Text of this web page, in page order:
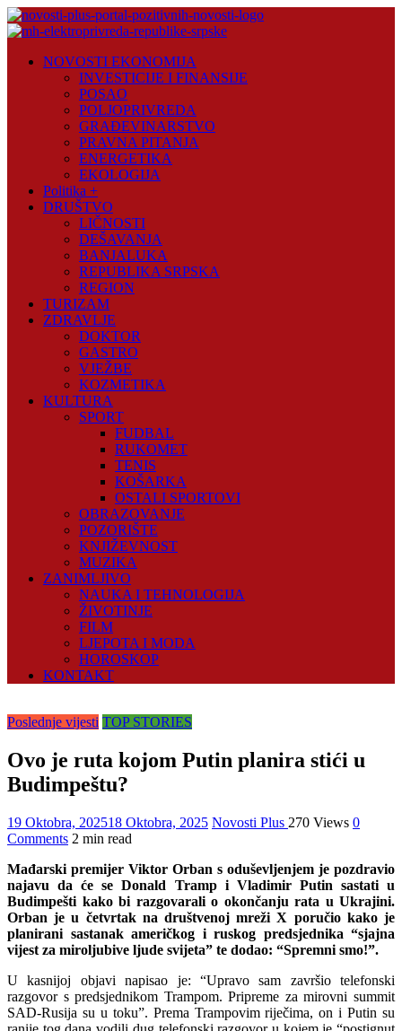
Skip
to
Plus
NOVOSTI EKONOMIJA
INVESTICIJE I FINANSIJE
POSAO
POLJOPRIVREDA
GRAĐEVINARSTVO
PRAVNA PITANJA
ENERGETIKA
EKOLOGIJA
Politika +
DRUŠTVO
LIČNOSTI
DEŠAVANJA
BANJALUKA
REPUBLIKA SRPSKA
REGION
TURIZAM
ZDRAVLJE
DOKTOR
GASTRO
VJEŽBE
KOZMETIKA
KULTURA
SPORT
FUDBAL
RUKOMET
TENIS
KOŠARKA
OSTALI SPORTOVI
OBRAZOVANJE
POZORIŠTE
KNJIŽEVNOST
MUZIKA
ZANIMLJIVO
NAUKA I TEHNOLOGIJA
ŽIVOTINJE
FILM
LJEPOTA I MODA
HOROSKOP
KONTAKT
Poslednje vijesti TOP STORIES
Ovo je ruta kojom Putin planira stići u
Budimpeštu?
19 Oktobra, 202518 Oktobra, 2025 Novosti Plus 270 Views 0
Comments 2 min read
Mađarski premijer Viktor Orban s oduševljenjem je pozdravio
najavu da će se Donald Tramp i Vladimir Putin sastati u
Budimpešti kako bi razgovarali o okončanju rata u Ukrajini.
Orban je u četvrtak na društvenoj mreži X poručio kako je
planirani sastanak američkog i ruskog predsjednika “sjajna
vijest za miroljubive ljude svijeta” te dodao: “Spremni smo!”.
U kasnijoj objavi napisao je: “Upravo sam završio telefonski
razgovor s predsjednikom Trampom. Pripreme za mirovni summit
SAD-Rusija su u toku”. Prema Trampovim riječima, on i Putin su